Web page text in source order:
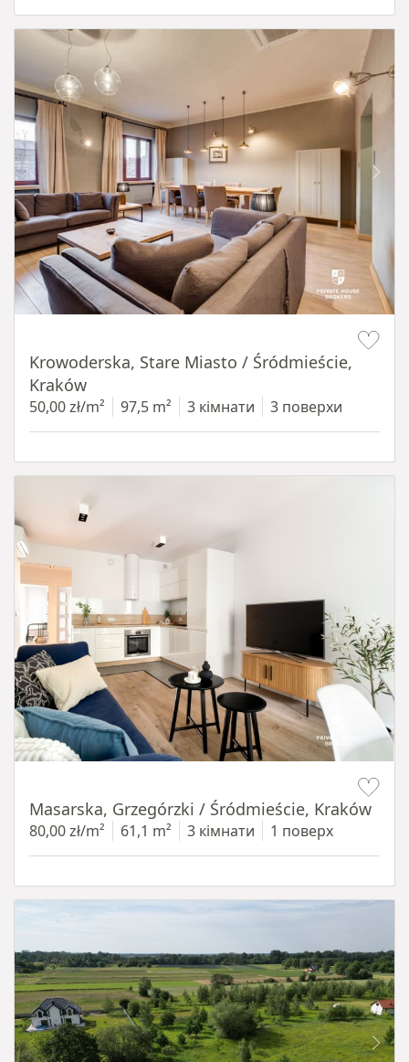
Krowoderska, Stare Miasto / Śródmieście,
Kraków
50,00 zł/m² 97,5 m² 3 кімнати 3 поверхи
Masarska, Grzegórzki / Śródmieście, Kraków
80,00 zł/m² 61,1 m² 3 кімнати 1 поверх